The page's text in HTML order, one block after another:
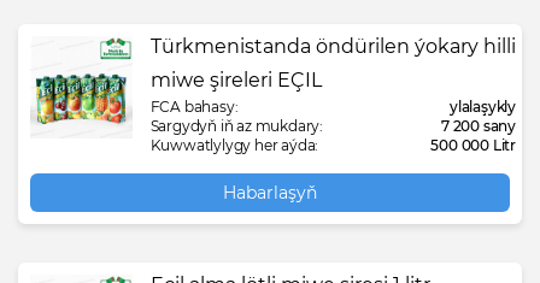
Türkmenistanda öndürilen ýokary hilli
miwe şireleri EÇIL
FCA bahasy:
ylalaşykly
Sargydyň iň az mukdary:
7 200 sany
Kuwwatlylygy her aýda:
500 000 Litr
Habarlaşyň